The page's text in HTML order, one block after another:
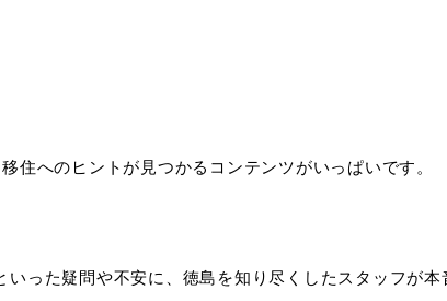
住へのヒントが見つかるコンテンツがいっぱいです。
いった疑問や不安に、徳島を知り尽くしたスタッフが本